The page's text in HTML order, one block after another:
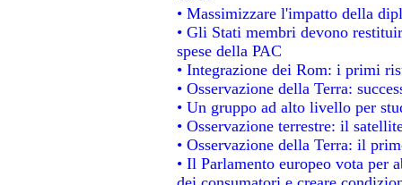
• Massimizzare l'impatto della
• Gli Stati membri devono
spese della PAC
• Integrazione dei Rom: i primi
• Osservazione della Terra:
• Un gruppo ad alto livello per
• Osservazione terrestre: il
• Osservazione della Terra: il
• Il Parlamento europeo vota